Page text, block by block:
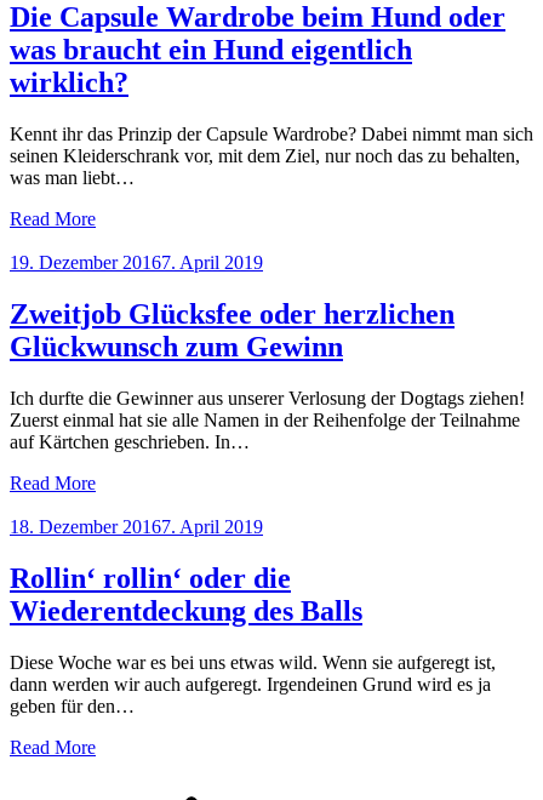
Die Capsule Wardrobe beim Hund oder
was braucht ein Hund eigentlich
wirklich?
Kennt ihr das Prinzip der Capsule Wardrobe? Dabei nimmt man sich
seinen Kleiderschrank vor, mit dem Ziel, nur noch das zu behalten,
was man liebt…
Read More
Posted
19. Dezember 20167. April 2019
Zweitjob Glücksfee oder herzlichen
Glückwunsch zum Gewinn
Ich durfte die Gewinner aus unserer Verlosung der Dogtags ziehen!
Zuerst einmal hat sie alle Namen in der Reihenfolge der Teilnahme
auf Kärtchen geschrieben. In…
Read More
Posted
18. Dezember 20167. April 2019
Rollin‘ rollin‘ oder die
Wiederentdeckung des Balls
Diese Woche war es bei uns etwas wild. Wenn sie aufgeregt ist,
dann werden wir auch aufgeregt. Irgendeinen Grund wird es ja
geben für den…
Read More